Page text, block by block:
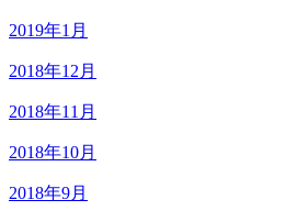
2019年1月
2018年12月
2018年11月
2018年10月
2018年9月